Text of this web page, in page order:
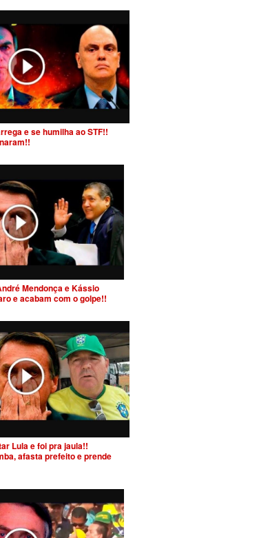
e se humilha ao STF!!
Mendonça e Kássio
e acabam com o golpe!!
Lula e foi pra jaula!!
afasta prefeito e prende